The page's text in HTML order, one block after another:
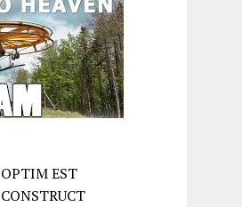
OPTIM EST
CONSTRUCT